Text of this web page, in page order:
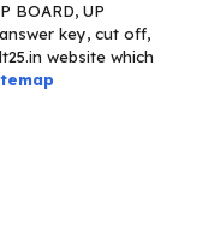
BOARD, UP
key, cut off,
website which